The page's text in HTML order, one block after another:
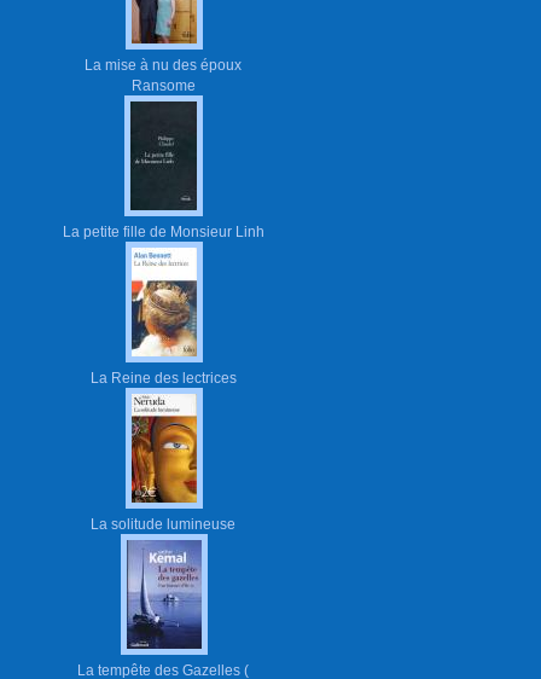
La mise à nu des époux
Ransome
La petite fille de Monsieur Linh
La Reine des lectrices
La solitude lumineuse
La tempête des Gazelles (